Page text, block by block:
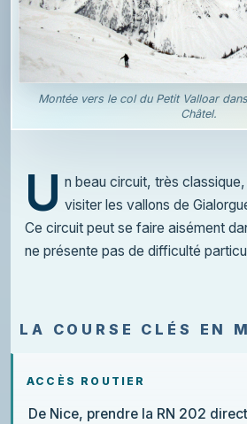
Montée vers le col du Petit Valloar
Châtel.
U n beau circuit, très
visiter les vallons de
Ce circuit peut se faire aisément
ne présente pas de difficulté
LA COURSE CLÉS EN
ACCÈS ROUTIER
De Nice, prendre la RN 202